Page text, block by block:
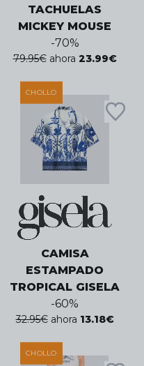
TACHUELAS
MICKEY MOUSE
-70%
79.95€ ahora 23.99€
CHOLLO
CAMISA
ESTAMPADO
TROPICAL GISELA
-60%
32.95€ ahora 13.18€
CHOLLO